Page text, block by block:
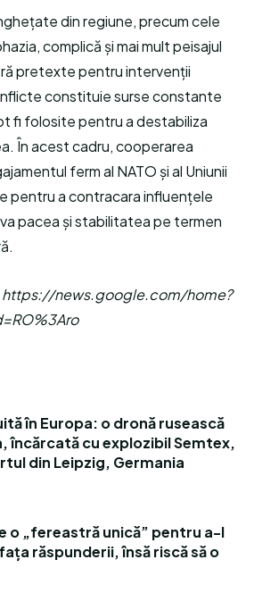
din regiune, precum cele
complică și mai mult peisajul
pretexte pentru intervenții
constituie surse constante
fi folosite pentru a destabiliza
În acest cadru, cooperarea
ferm al NATO și al Uniunii
pentru a contracara influențele
pacea și stabilitatea pe termen
https://news.google.com/home?
în Europa: o dronă rusească
încărcată cu explozibil Semtex,
din Leipzig, Germania
o „fereastră unică” pentru a-l
răspunderii, însă riscă să o